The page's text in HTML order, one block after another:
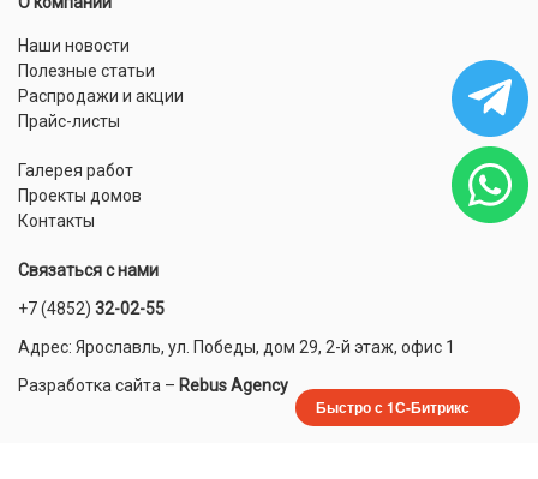
Наши новости
Полезные статьи
Распродажи и акции
Прайс-листы
Галерея работ
Проекты домов
Контакты
Связаться с нами
+7 (4852) 32-02-55
Адрес: Ярославль, ул. Победы, дом 29, 2-й этаж, офис 1
Разработка сайта – Rebus Agency
Быстро с 1С-Битрикс